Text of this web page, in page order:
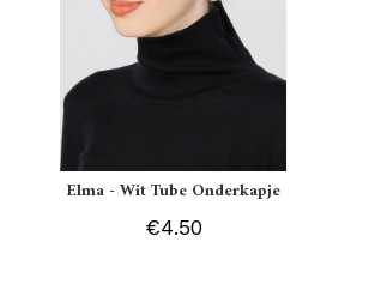
Elma - Wit Tube Onderkapje
€4.50